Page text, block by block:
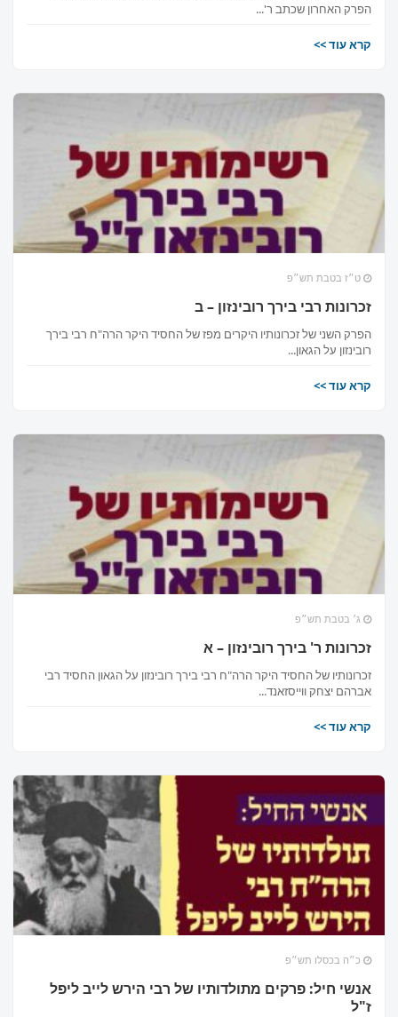
הפרק האחרון שכתב ר'...
קרא עוד >>
ט״ז בטבת תש״פ
זכרונות רבי בירך רובינזון – ב
הפרק השני של זכרונותיו היקרים מפז של החסיד היקר הרה"ח רבי בירך
רובינזון על הגאון...
קרא עוד >>
ג׳ בטבת תש״פ
זכרונות ר' בירך רובינזון – א
זכרונותיו של החסיד היקר הרה"ח רבי בירך רובינזון על הגאון החסיד רבי
אברהם יצחק ווייסזאנד...
קרא עוד >>
כ״ה בכסלו תש״פ
אנשי חיל: פרקים מתולדותיו של רבי הירש לייב ליפל
ז"ל